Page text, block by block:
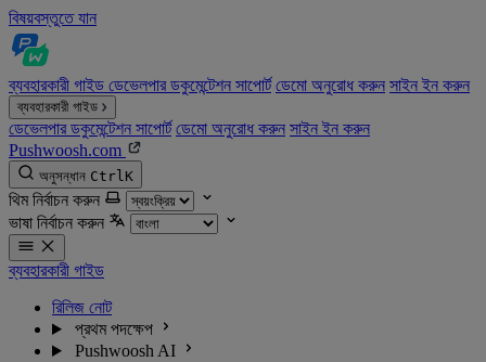
বিষয়বস্তুতে যান
ব্যবহারকারী গাইড ডেভেলপার ডকুমেন্টেশন সাপোর্ট ডেমো অনুরোধ করুন সাইন ইন করুন
ব্যবহারকারী গাইড
ডেভেলপার ডকুমেন্টেশন সাপোর্ট ডেমো অনুরোধ করুন সাইন ইন করুন
Pushwoosh.com
অনুসন্ধান CtrlK
থিম নির্বাচন করুন
ভাষা নির্বাচন করুন
ব্যবহারকারী গাইড
রিলিজ নোট
প্রথম পদক্ষেপ
Pushwoosh AI